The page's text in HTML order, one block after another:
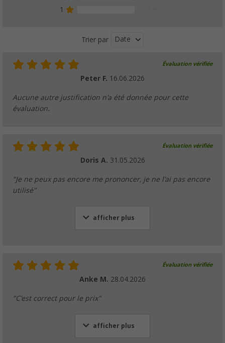
1
Trier par Date
Évaluation vérifiée
Peter F. 16.06.2026
Aucune autre justification n'a été donnée pour cette
évaluation.
Évaluation vérifiée
Doris A. 31.05.2026
"Je ne peux pas encore me prononcer, je ne l'ai pas encore
utilisé"
afficher plus
Évaluation vérifiée
Anke M. 28.04.2026
"C'est correct pour le prix"
afficher plus